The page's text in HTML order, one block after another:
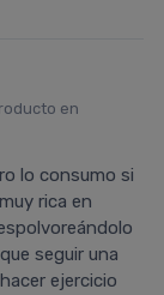
en
lo consumo si
rica en
seguir una
ejercicio